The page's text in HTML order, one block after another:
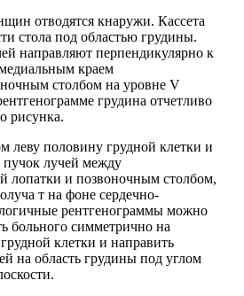
отводятся кнаружи. Кассета
стола под областью грудины.
направляют перпендикулярно к
краем
столбом на уровне V
грудина отчетливо
рисунка.
леву половину грудной клетки и
пучок лучей между
лопатки и позвоночным столбом,
т на фоне сердечно-
рентгенограммы можно
больного симметрично на
клетки и направить
на область грудины под углом